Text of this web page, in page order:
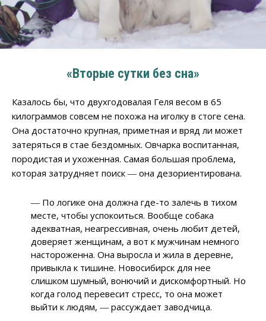
«Вторые сутки без сна»
Казалось бы, что двухгодовалая Геля весом в 65
килограммов совсем не похожа на иголку в стоге сена.
Она достаточно крупная, приметная и вряд ли может
затеряться в стае бездомных. Овчарка воспитанная,
породистая и ухоженная. Самая большая проблема,
которая затрудняет поиск ― она дезориентирована.
― По логике она должна где-то залечь в тихом
месте, чтобы успокоиться. Вообще собака
адекватная, неагрессивная, очень любит детей,
доверяет женщинам, а вот к мужчинам немного
настороженна. Она выросла и жила в деревне,
привыкла к тишине. Новосибирск для нее
слишком шумный, вонючий и дискомфортный. Но
когда голод перевесит стресс, то она может
выйти к людям, ― рассуждает заводчица.